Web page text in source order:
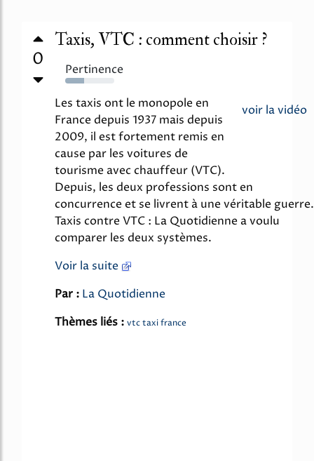
0
Taxis, VTC : comment choisir ?
Pertinence
38%
voir la vidéo
Les taxis ont le monopole en
France depuis 1937 mais depuis
2009, il est fortement remis en
cause par les voitures de
tourisme avec chauffeur (VTC).
Depuis, les deux professions sont en
concurrence et se livrent à une véritable guerre.
Taxis contre VTC : La Quotidienne a voulu
comparer les deux systèmes.
Voir la suite
Par : La Quotidienne
Thèmes liés : vtc taxi france